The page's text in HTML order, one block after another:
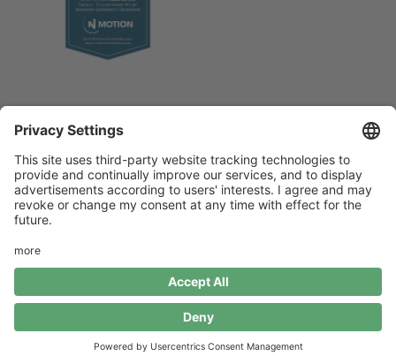
Impressum
Datenschutz
Bildnachweise
Kontakt
build with 💚 by